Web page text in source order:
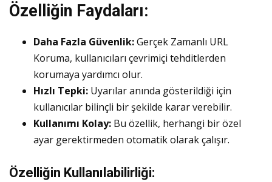
Özelliğin Faydaları:
Daha Fazla Güvenlik:Gerçek Zamanlı URL
Koruma, kullanıcıları çevrimiçi tehditlerden
korumaya yardımcı olur.
Hızlı Tepki: Uyarılar anında gösterildiği için
kullanıcılar bilinçli bir şekilde karar verebilir.
Kullanımı Kolay: Bu özellik, herhangi bir özel
ayar gerektirmeden otomatik olarak çalışır.
Özelliğin Kullanılabilirliği: